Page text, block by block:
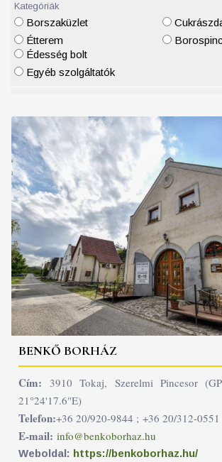
Kategóriák
Borszaküzlet
Étterem
Édesség bolt
Egyéb szolgáltatók
BENKŐ BORHÁZ
Cím: 3910 Tokaj, Szerelmi Pincesor
21°24'17.6"E)
Telefon:+36 20/920-9844 ; +36 20/312-0551
E-mail: info@benkoborhaz.hu
Weboldal: https://benkoborhaz.hu/